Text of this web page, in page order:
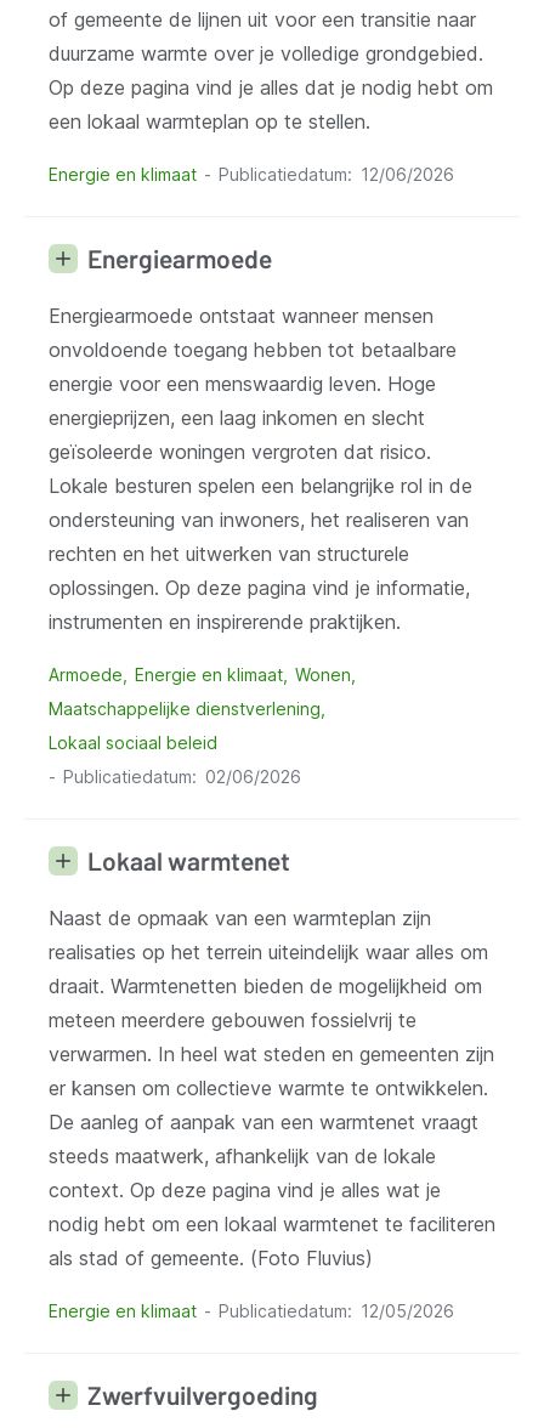
of gemeente de lijnen uit voor een transitie naar
duurzame warmte over je volledige grondgebied.
Op deze pagina vind je alles dat je nodig hebt om
een lokaal warmteplan op te stellen.
Energie en klimaat Publicatiedatum 12/06/2026
Energiearmoede
Energiearmoede ontstaat wanneer mensen
onvoldoende toegang hebben tot betaalbare
energie voor een menswaardig leven. Hoge
energieprijzen, een laag inkomen en slecht
geïsoleerde woningen vergroten dat risico.
Lokale besturen spelen een belangrijke rol in de
ondersteuning van inwoners, het realiseren van
rechten en het uitwerken van structurele
oplossingen. Op deze pagina vind je informatie,
instrumenten en inspirerende praktijken.
Armoede Energie en klimaat Wonen
Maatschappelijke dienstverlening
Lokaal sociaal beleid
Publicatiedatum
02/06/2026
Lokaal warmtenet
Naast de opmaak van een warmteplan zijn
realisaties op het terrein uiteindelijk waar alles om
draait. Warmtenetten bieden de mogelijkheid om
meteen meerdere gebouwen fossielvrij te
verwarmen. In heel wat steden en gemeenten zijn
er kansen om collectieve warmte te ontwikkelen.
De aanleg of aanpak van een warmtenet vraagt
steeds maatwerk, afhankelijk van de lokale
context. Op deze pagina vind je alles wat je
nodig hebt om een lokaal warmtenet te faciliteren
als stad of gemeente. (Foto Fluvius)
Energie en klimaat Publicatiedatum 12/05/2026
Zwerfvuilvergoeding